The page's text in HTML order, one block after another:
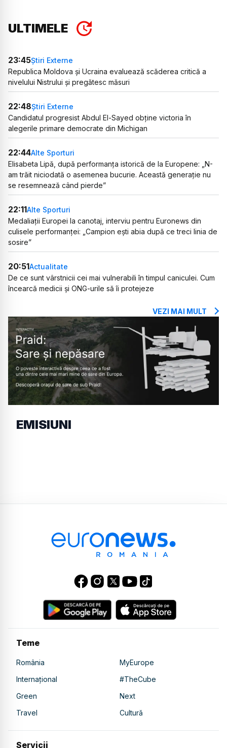
ULTIMELE
23:45Știri Externe
Republica Moldova și Ucraina evaluează scăderea critică a
nivelului Nistrului și pregătesc măsuri
22:48Știri Externe
Candidatul progresist Abdul El-Sayed obține victoria în
alegerile primare democrate din Michigan
22:44Alte Sporturi
Elisabeta Lipă, după performanța istorică de la Europene: „N-
am trăit niciodată o asemenea bucurie. Această generație nu
se resemnează când pierde”
22:11Alte Sporturi
Medaliații Europei la canotaj, interviu pentru Euronews din
culisele performanței: „Campion ești abia după ce treci linia de
sosire”
20:51Actualitate
De ce sunt vârstnicii cei mai vulnerabili în timpul caniculei. Cum
încearcă medicii și ONG-urile să îi protejeze
VEZI MAI MULT
EMISIUNI
Teme
România
MyEurope
Internațional
#TheCube
Green
Next
Travel
Cultură
Servicii